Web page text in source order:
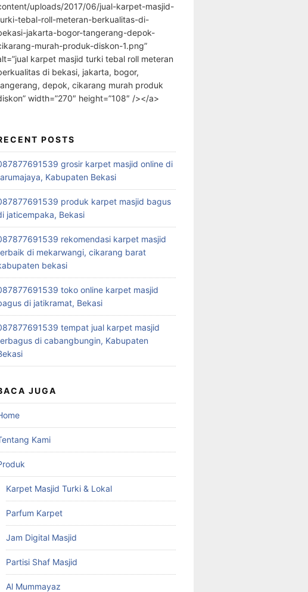
uploads/2017/06/jual-karpet-masjid-
tebal-roll-meteran-berkualitas-di-
jakarta-bogor-tangerang-depok-
murah-produk-diskon-1.png”
karpet masjid turki tebal roll meteran
di bekasi, jakarta, bogor,
depok, cikarang murah produk
width=”270″ height=”108″ /></a>
POSTS
grosir karpet masjid online di
Kabupaten Bekasi
produk karpet masjid bagus
jaticempaka, Bekasi
rekomendasi karpet masjid
di mekarwangi, cikarang barat
bekasi
toko online karpet masjid
di jatikramat, Bekasi
tempat jual karpet masjid
di cabangbungin, Kabupaten
JUGA
Kami
Karpet Masjid Turki & Lokal
Parfum Karpet
Jam Digital Masjid
Partisi Shaf Masjid
Al Mummayaz